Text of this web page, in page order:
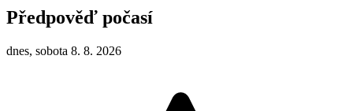
Předpověď počasí
dnes, sobota 8. 8. 2026